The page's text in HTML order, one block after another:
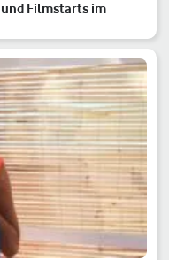
und Filmstarts im